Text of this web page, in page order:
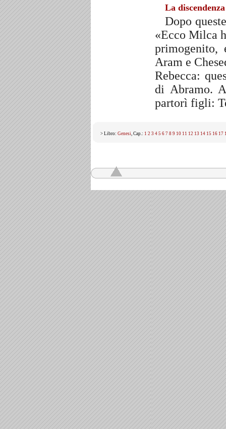
La
Dopo
«Ecco Milca
Aram e
Rebecca:
di Abramo.
partorì figli:
> Libro: Genesi, Cap.: 1 2 3 4 5 6 7 8 9 10 11 12 13 14 15 16 17